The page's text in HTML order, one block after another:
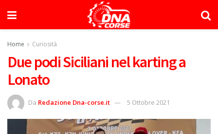
Home Curiosità
Due podi Siciliani nel karting a
Lonato
Da Redazione Dna-corse.it 5 Ottobre 2021